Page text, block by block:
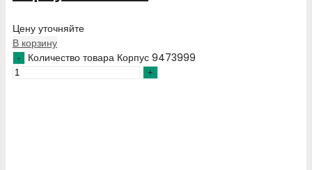
Цену уточняйте
В корзину
Количество товара Корпус 9473999